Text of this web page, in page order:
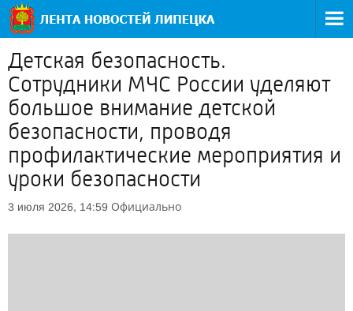
Детская безопасность.
Сотрудники МЧС России уделяют
большое внимание детской
безопасности, проводя
профилактические мероприятия и
уроки безопасности
3 июля 2026, 14:59 Официально